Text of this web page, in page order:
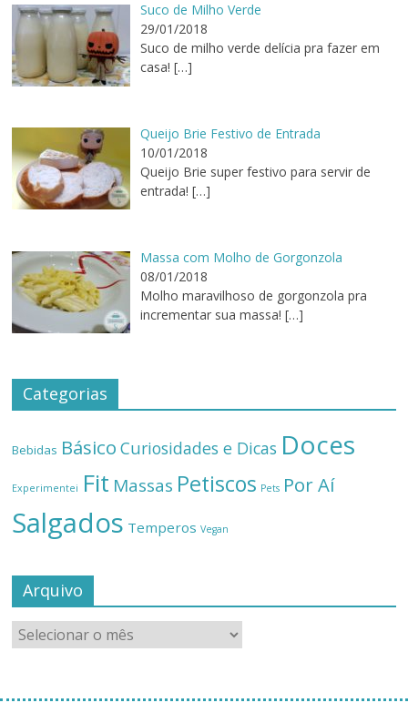
Suco de Milho Verde
29/01/2018
Suco de milho verde delícia pra fazer em
casa! […]
Queijo Brie Festivo de Entrada
10/01/2018
Queijo Brie super festivo para servir de
entrada! […]
Massa com Molho de Gorgonzola
08/01/2018
Molho maravilhoso de gorgonzola pra
incrementar sua massa! […]
Categorias
Bebidas Básico Curiosidades e Dicas Doces
Experimentei Fit Massas Petiscos Pets Por Aí
Salgados Temperos Vegan
Arquivo